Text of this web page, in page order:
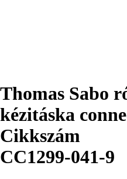
Thomas Sabo
kézitáska
Cikkszám
CC1299-041-9